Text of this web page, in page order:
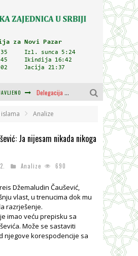
Delegacija IZ-e na godišnjici bitke kod Petrovaradina
Orijentalna kuća Osman-age Trtovca u Novom Pazaru
islama Analize
Ja nijesam nikada nikoga
Analize 690
Džemaludin Čaušević,
vlast, u trenucima dok mu
razrješenje.
imao veću prepisku sa
Može se sastaviti
njegove korespodencije sa